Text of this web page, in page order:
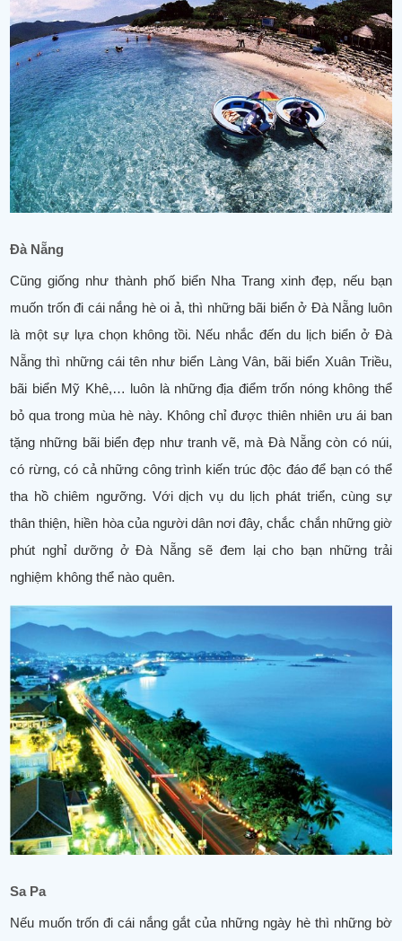
Đà Nẵng
Cũng giống như thành phố biển Nha Trang xinh đẹp, nếu bạn
muốn trốn đi cái nắng hè oi ả, thì những bãi biển ở Đà Nẵng luôn
là một sự lựa chọn không tồi. Nếu nhắc đến du lịch biển ở Đà
Nẵng thì những cái tên như biển Làng Vân, bãi biển Xuân Triều,
bãi biển Mỹ Khê,… luôn là những địa điểm trốn nóng không thể
bỏ qua trong mùa hè này. Không chỉ được thiên nhiên ưu ái ban
tặng những bãi biển đẹp như tranh vẽ, mà Đà Nẵng còn có núi,
có rừng, có cả những công trình kiến trúc độc đáo để bạn có thể
tha hồ chiêm ngưỡng. Với dịch vụ du lịch phát triển, cùng sự
thân thiện, hiền hòa của người dân nơi đây, chắc chắn những giờ
phút nghỉ dưỡng ở Đà Nẵng sẽ đem lại cho bạn những trải
nghiệm không thể nào quên.
Sa Pa
Nếu muốn trốn đi cái nắng gắt của những ngày hè thì những bờ